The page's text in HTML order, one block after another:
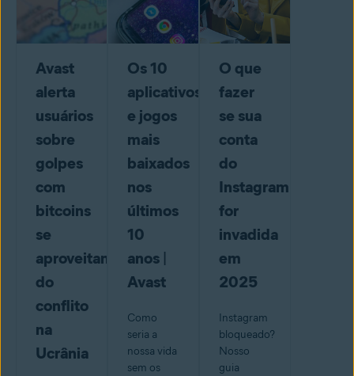
Avast
alerta
usuários
sobre
golpes
com
bitcoins
se
aproveitando
do
conflito
na
Ucrânia
Os 10
aplicativos
e jogos
mais
baixados
nos
últimos
10
anos |
Avast
Como
seria a
nossa vida
sem os
O que
fazer
se sua
conta
do
Instagram
for
invadida
em
2025
Instagram
bloqueado?
Nosso
guia